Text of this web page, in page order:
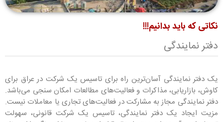
نکاتی که باید بدانیم!!!
دفتر نمایندگی
یک دفتر نمایندگی آسان‌ترین راه برای تاسیس یک شرکت در عراق برای
کاوش، بازاریابی، مذاکرات و فعالیت‌های مطالعات امکان سنجی می‌باشد.
دفتر نمایندگی مجاز به مشارکت در فعالیت‌های تجاری یا معاملات نیست.
مزیت ایجاد یک دفتر نمایندگی، تاسیس یک شرکت قانونی، سهولت